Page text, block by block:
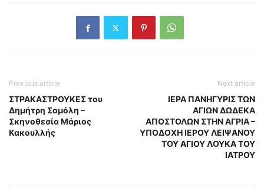
Previous article
ΣΤΡΑΚΑΣΤΡΟΥΚΕΣ του
Δημήτρη Σαμόλη –
Σκηνοθεσία Μάριος
Κακουλλής
Next article
ΙΕΡΑ ΠΑΝΗΓΥΡΙΣ ΤΩΝ
ΑΓΙΩΝ ΔΩΔΕΚΑ
ΑΠΟΣΤΟΛΩΝ ΣΤΗΝ ΑΓΡΙΑ –
ΥΠΟΔΟΧΗ ΙΕΡΟΥ ΛΕΙΨΑΝΟΥ
ΤΟΥ ΑΓΙΟΥ ΛΟΥΚΑ ΤΟΥ
ΙΑΤΡΟΥ